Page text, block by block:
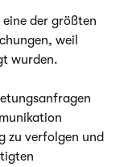
eine der größten
weil
wurden.
zu verfolgen und